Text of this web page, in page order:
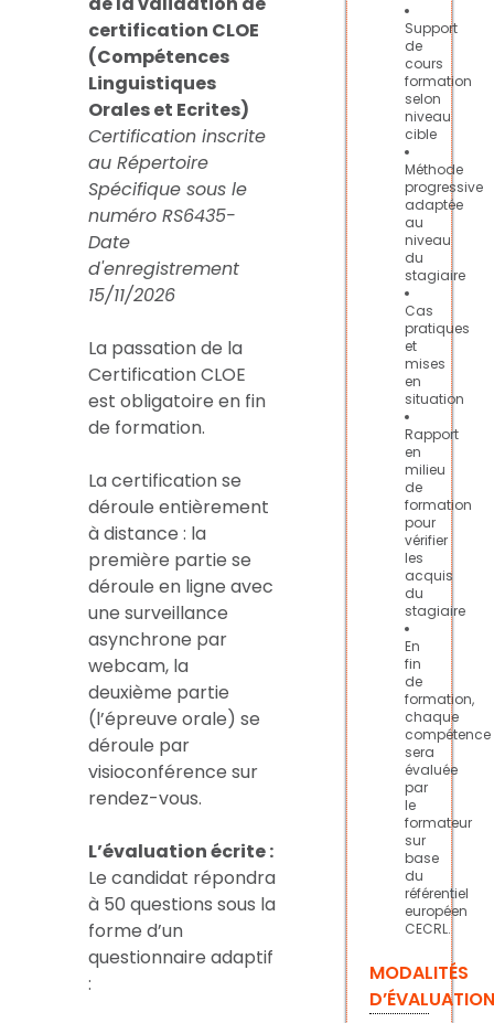
certification CLOE
(Compétences
Linguistiques
Orales et Ecrites)
Certification inscrite
au Répertoire
Spécifique sous le
numéro RS6435-
Date
d'enregistrement
15/11/2026
La passation de la
Certification CLOE
est obligatoire en fin
de formation.
La certification se
déroule entièrement
à distance : la
première partie se
déroule en ligne avec
une surveillance
asynchrone par
webcam, la
deuxième partie
(l’épreuve orale) se
déroule par
visioconférence sur
rendez-vous.
L’évaluation écrite :
Le candidat répondra
à 50 questions sous la
forme d’un
questionnaire adaptif
:
Support
de
cours
formation
selon
niveau
cible
Méthode
progressive
adaptée
au
niveau
du
stagiaire
Cas
pratiques
et
mises
en
situation
Rapport
en
milieu
de
formation
pour
vérifier
les
acquis
du
stagiaire
En
fin
de
formation,
chaque
compétence
sera
évaluée
par
le
formateur
sur
base
du
référentiel
européen
CECRL.
MODALITÉS
D’ÉVALUATION